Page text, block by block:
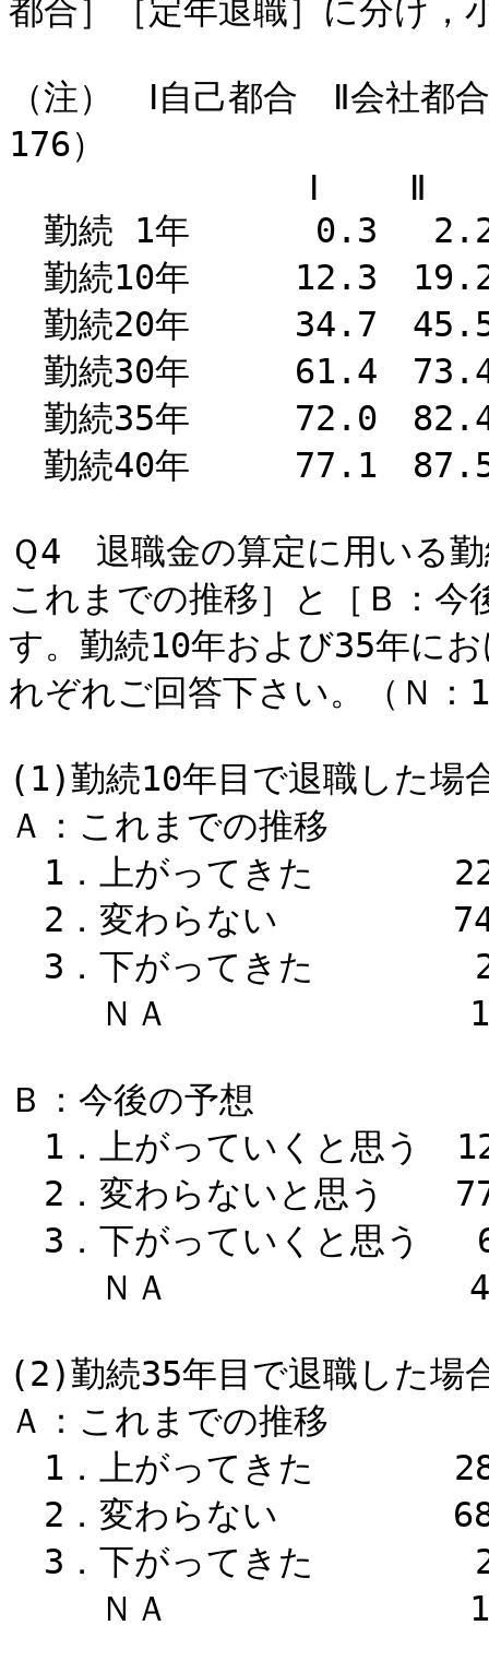
都合］［定年退職］に分け，
（注） Ⅰ自己都合 Ⅱ会社
176）
Ⅰ Ⅱ
勤続 1年 0.3
勤続10年 12.3
勤続20年 34.7
勤続30年 61.4
勤続35年 72.0
勤続40年 77.1
Ｑ4 退職金の算定に用いる
これまでの推移］と［Ｂ：今
す。勤続10年および35年に
れぞれご回答下さい。（Ｎ：
(1)勤続10年目で退職した場
Ａ：これまでの推移
1．上がってきた
2．変わらない
3．下がってきた
ＮＡ
Ｂ：今後の予想
1．上がっていくと思う
2．変わらないと思う
3．下がっていくと思う
ＮＡ
(2)勤続35年目で退職した場
Ａ：これまでの推移
1．上がってきた
2．変わらない
3．下がってきた
ＮＡ